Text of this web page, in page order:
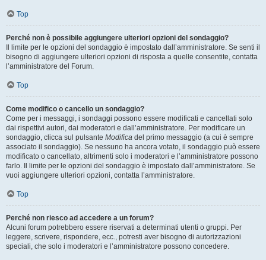
Top
Perché non è possibile aggiungere ulteriori opzioni del sondaggio?
Il limite per le opzioni del sondaggio è impostato dall’amministratore. Se senti il
bisogno di aggiungere ulteriori opzioni di risposta a quelle consentite, contatta
l’amministratore del Forum.
Top
Come modifico o cancello un sondaggio?
Come per i messaggi, i sondaggi possono essere modificati e cancellati solo
dai rispettivi autori, dai moderatori e dall’amministratore. Per modificare un
sondaggio, clicca sul pulsante Modifica del primo messaggio (a cui è sempre
associato il sondaggio). Se nessuno ha ancora votato, il sondaggio può essere
modificato o cancellato, altrimenti solo i moderatori e l’amministratore possono
farlo. Il limite per le opzioni del sondaggio è impostato dall’amministratore. Se
vuoi aggiungere ulteriori opzioni, contatta l’amministratore.
Top
Perché non riesco ad accedere a un forum?
Alcuni forum potrebbero essere riservati a determinati utenti o gruppi. Per
leggere, scrivere, rispondere, ecc., potresti aver bisogno di autorizzazioni
speciali, che solo i moderatori e l’amministratore possono concedere.